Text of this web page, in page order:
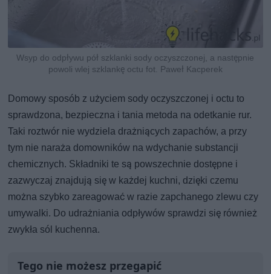
Wsyp do odpływu pół szklanki sody oczyszczonej, a następnie
powoli wlej szklankę octu fot. Paweł Kacperek
Domowy sposób z użyciem sody oczyszczonej i octu to
sprawdzona, bezpieczna i tania metoda na odetkanie rur.
Taki roztwór nie wydziela drażniących zapachów, a przy
tym nie naraża domowników na wdychanie substancji
chemicznych. Składniki te są powszechnie dostępne i
zazwyczaj znajdują się w każdej kuchni, dzięki czemu
można szybko zareagować w razie zapchanego zlewu czy
umywalki. Do udrażniania odpływów sprawdzi się również
zwykła sól kuchenna.
Tego nie możesz przegapić